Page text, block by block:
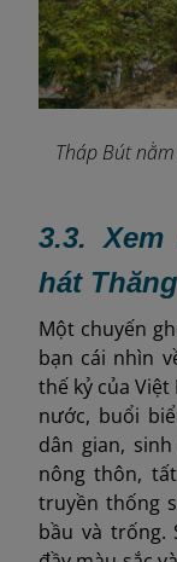
Tháp Bút
3.3.
hát
Một chuyến
bạn cái nhìn
thế kỷ của
nước, buổi
dân gian,
nông thôn,
truyền thống
bầu và trống.